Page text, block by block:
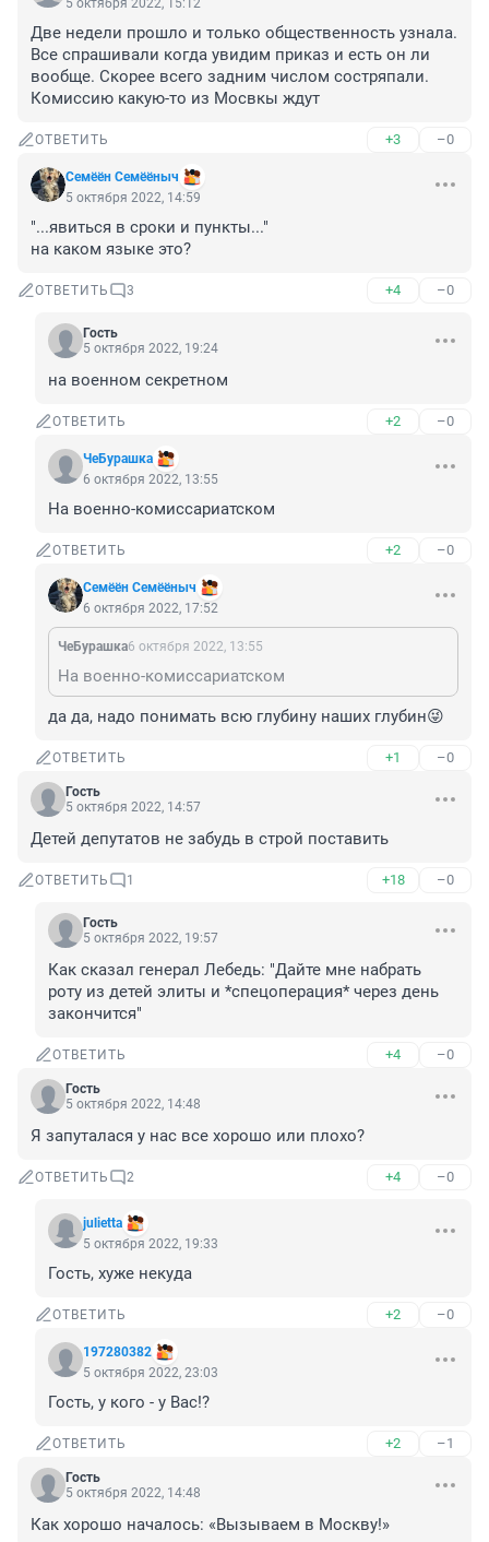
5 октября 2022, 15:12
Две недели прошло и только общественность узнала.
Все спрашивали когда увидим приказ и есть он ли
вообще. Скорее всего задним числом состряпали.
Комиссию какую-то из Мосвкы ждут
ОТВЕТИТЬ +3 –0
Семёён Семёёныч
5 октября 2022, 14:59
"...явиться в сроки и пункты..."
на каком языке это?
ОТВЕТИТЬ 3 +4 –0
Гость
5 октября 2022, 19:24
на военном секретном
ОТВЕТИТЬ +2 –0
ЧеБурашка
6 октября 2022, 13:55
На военно-комиссариатском
ОТВЕТИТЬ +2 –0
Семёён Семёёныч
6 октября 2022, 17:52
ЧеБурашка6 октября 2022, 13:55
На военно-комиссариатском
да да, надо понимать всю глубину наших глубин😜
ОТВЕТИТЬ +1 –0
Гость
5 октября 2022, 14:57
Детей депутатов не забудь в строй поставить
ОТВЕТИТЬ 1 +18 –0
Гость
5 октября 2022, 19:57
Как сказал генерал Лебедь: "Дайте мне набрать
роту из детей элиты и *спецоперация* через день
закончится"
ОТВЕТИТЬ +4 –0
Гость
5 октября 2022, 14:48
Я запуталася у нас все хорошо или плохо?
ОТВЕТИТЬ 2 +4 –0
julietta
5 октября 2022, 19:33
Гость, хуже некуда
ОТВЕТИТЬ +2 –0
197280382
5 октября 2022, 23:03
Гость, у кого - у Вас!?
ОТВЕТИТЬ +2 –1
Гость
5 октября 2022, 14:48
Как хорошо началось: «Вызываем в Москву!»